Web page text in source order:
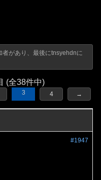
者があり、最後にtnsyehdnに
(全38件中)
3 4 →
#1947